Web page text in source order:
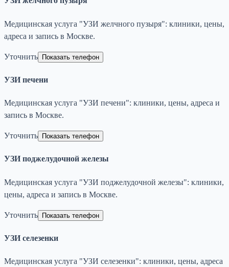
Медицинская услуга "УЗИ желчного пузыря": клиники, цены,
адреса и запись в Москве.
Уточнить Показать телефон
УЗИ печени
Медицинская услуга "УЗИ печени": клиники, цены, адреса и
запись в Москве.
Уточнить Показать телефон
УЗИ поджелудочной железы
Медицинская услуга "УЗИ поджелудочной железы": клиники,
цены, адреса и запись в Москве.
Уточнить Показать телефон
УЗИ селезенки
Медицинская услуга "УЗИ селезенки": клиники, цены, адреса